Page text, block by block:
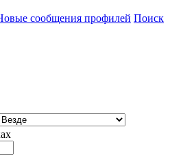
сообщения профилей Поиск